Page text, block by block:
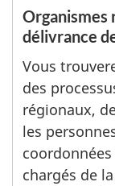
Organismes
délivrance
Vous
des
régionaux,
les
chargés de